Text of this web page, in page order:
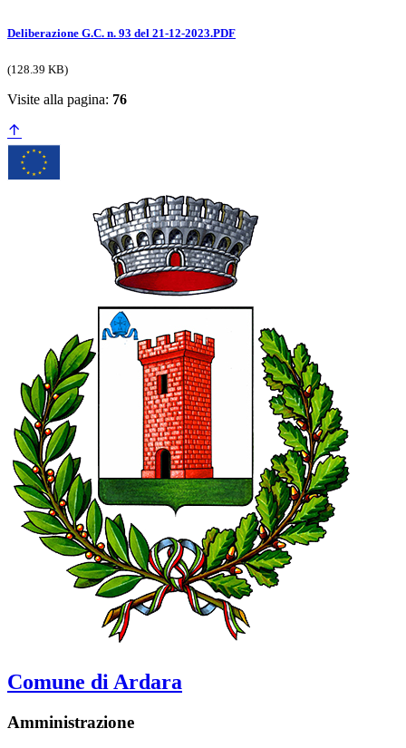
Deliberazione G.C. n. 93 del 21-12-2023.PDF
(128.39 KB)
Visite alla pagina: 76
Comune di Ardara
Amministrazione